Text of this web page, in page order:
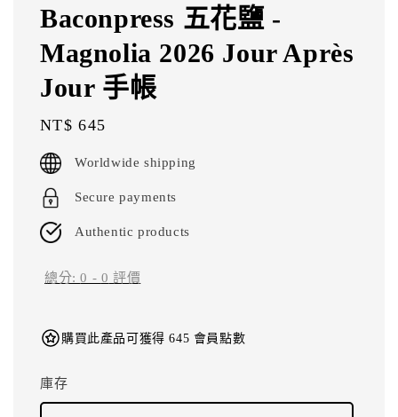
Baconpress 五花鹽 -
Magnolia 2026 Jour Après
Jour 手帳
Regular
price
NT$ 645
Worldwide shipping
Secure payments
Authentic products
總分:0 - 0 評價
購買此產品可獲得 645 會員點數
庫存